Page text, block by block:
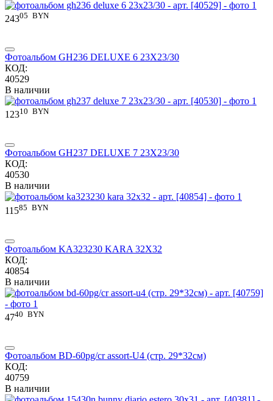
24305 BYN
Фотоальбом GH236 DELUXE 6 23X23/30
КОД:
40529
В наличии
12310 BYN
Фотоальбом GH237 DELUXE 7 23X23/30
КОД:
40530
В наличии
11585 BYN
Фотоальбом KA323230 KARA 32X32
КОД:
40854
В наличии
4740 BYN
Фотоальбом BD-60pg/cr assort-U4 (стр. 29*32см)
КОД:
40759
В наличии